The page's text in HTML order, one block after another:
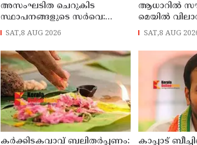
അസംഘടിത ചെറുകിട
സ്ഥാപനങ്ങളുടെ സർവെ:
കൃത്യമായ വിവരങ്ങൾ
നൽകണമെന്ന് മുഖ്യമന്ത്രി വി
ഡി സതീശൻ
SAT,8 AUG 2026
ആധാറിൽ
മെയിൽ
SAT,8 AUG
കർക്കിടകവാവ് ബലിതർപ്പണം: കാപ്പാട്